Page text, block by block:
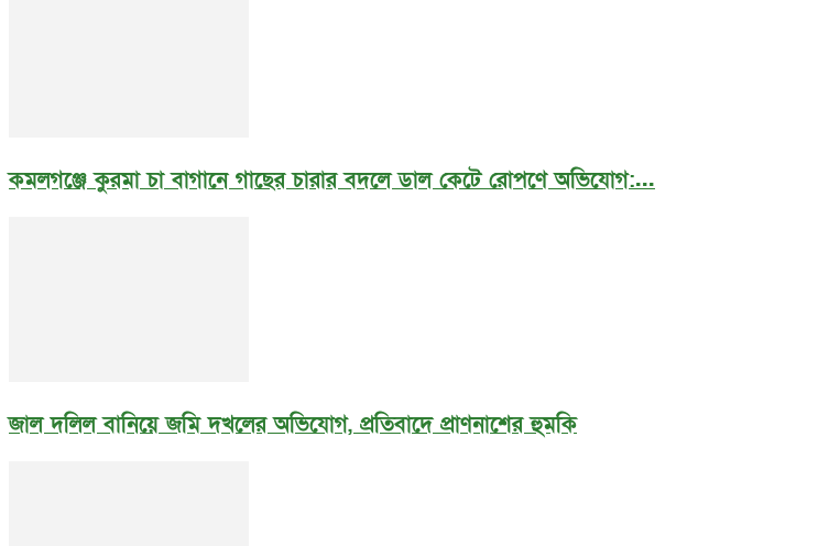
কমলগঞ্জে কুরমা চা বাগানে গাছের চারার বদলে ডাল কেটে রোপণে অভিযোগ:...
জাল দলিল বানিয়ে জমি দখলের অভিযোগ, প্রতিবাদে প্রাণনাশের হুমকি